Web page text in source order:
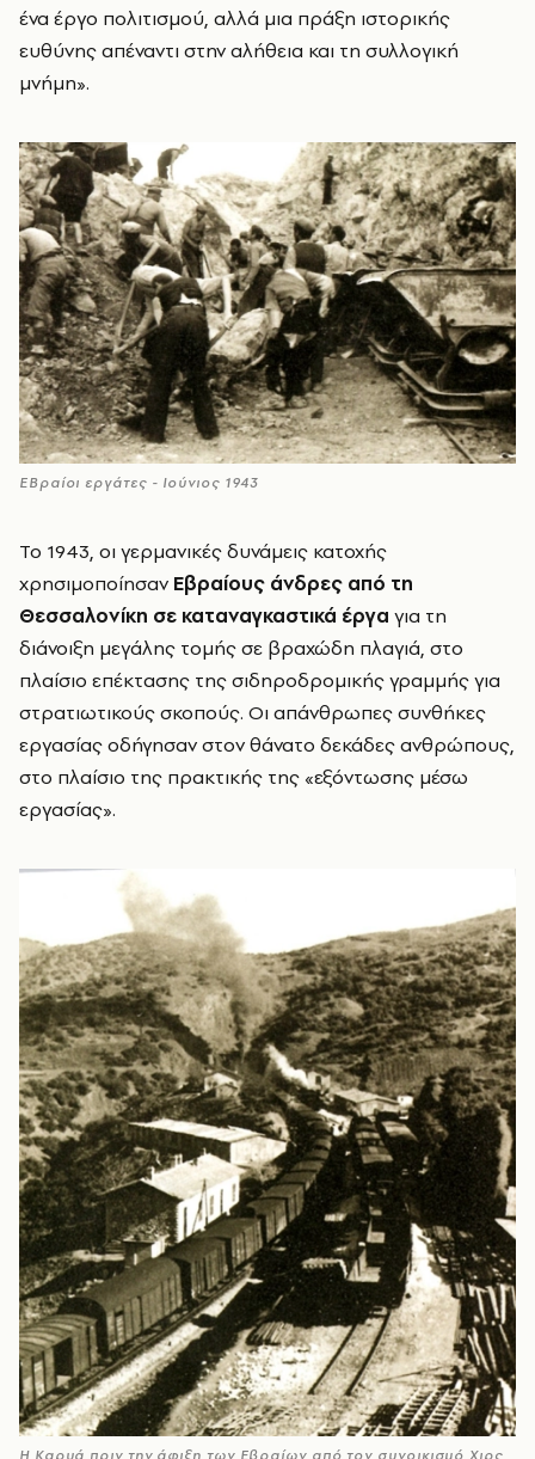
ένα έργο πολιτισμού, αλλά μια πράξη ιστορικής
ευθύνης απέναντι στην αλήθεια και τη συλλογική
μνήμη».
ΕΒραίοι εργάτες - Ιούνιος 1943
Το 1943, οι γερμανικές δυνάμεις κατοχής
χρησιμοποίησαν Εβραίους άνδρες από τη
Θεσσαλονίκη σε καταναγκαστικά έργα για τη
διάνοιξη μεγάλης τομής σε βραχώδη πλαγιά, στο
πλαίσιο επέκτασης της σιδηροδρομικής γραμμής για
στρατιωτικούς σκοπούς. Οι απάνθρωπες συνθήκες
εργασίας οδήγησαν στον θάνατο δεκάδες ανθρώπους,
στο πλαίσιο της πρακτικής της «εξόντωσης μέσω
εργασίας».